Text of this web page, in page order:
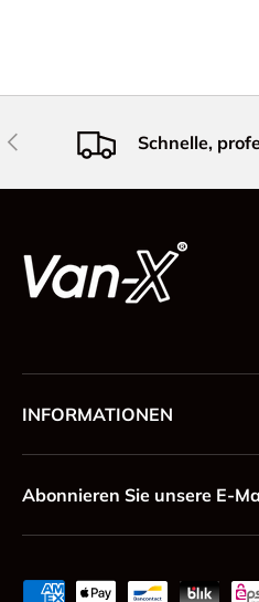
Vorherige Schnelle,
INFORMATIONEN
Abonnieren Sie unsere E-
Zahlungsmethoden